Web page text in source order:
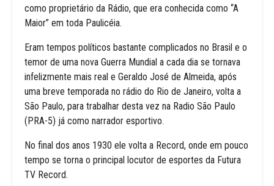
como proprietário da Rádio, que era conhecida como “A
Maior” em toda Paulicéia.
Eram tempos políticos bastante complicados no Brasil e o
temor de uma nova Guerra Mundial a cada dia se tornava
infelizmente mais real e Geraldo José de Almeida, após
uma breve temporada no rádio do Rio de Janeiro, volta a
São Paulo, para trabalhar desta vez na Radio São Paulo
(PRA-5) já como narrador esportivo.
No final dos anos 1930 ele volta a Record, onde em pouco
tempo se torna o principal locutor de esportes da Futura
TV Record.